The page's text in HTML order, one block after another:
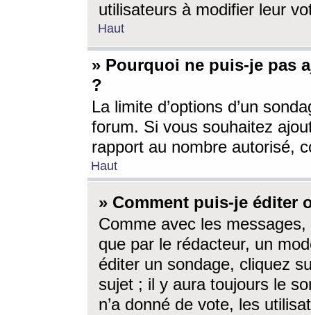
utilisateurs à modifier leur
Haut
» Pourquoi ne puis-je pas
?
La limite d’options d’un
forum. Si vous souhaitez
rapport au nombre autorisé,
Haut
» Comment puis-je éditer
Comme avec les
que par le rédacteur, un
éditer un sondage, cliquez
sujet ; il y aura toujours le
n’a donné de vote, les